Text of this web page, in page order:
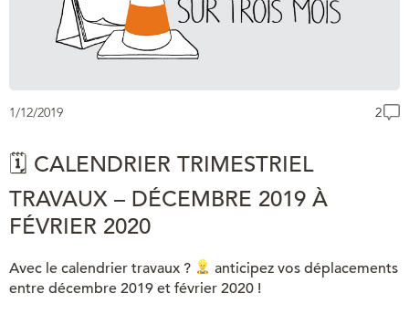
1/12/2019 2
🗓 CALENDRIER TRIMESTRIEL
TRAVAUX – DÉCEMBRE 2019 À
FÉVRIER 2020
Avec le calendrier travaux ?
anticipez vos déplacements
entre décembre 2019 et février 2020 !